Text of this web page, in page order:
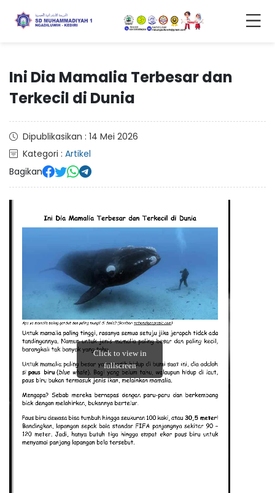
Ini Dia Mamalia Terbesar dan
Terkecil di Dunia
Dipublikasikan : 14 Mei 2026
Kategori : Artikel
Bagikan